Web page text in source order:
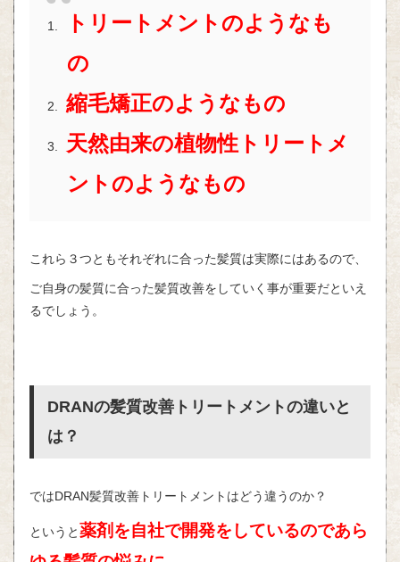
トリートメントのようなも
の
縮毛矯正のようなもの
天然由来の植物性トリートメ
ントのようなもの
これら３つともそれぞれに合った髪質は実際にはあるので、
ご自身の髪質に合った髪質改善をしていく事が重要だといえ
るでしょう。
DRANの髪質改善トリートメントの違いと
は？
ではDRAN髪質改善トリートメントはどう違うのか？
というと 薬剤を自社で開発をしているのであら